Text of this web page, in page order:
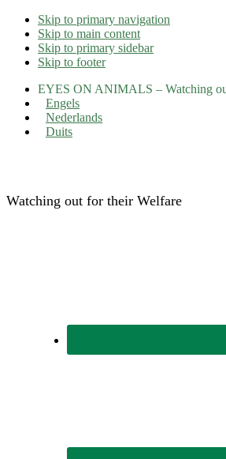
Skip to primary navigation
Skip to main content
Skip to primary sidebar
Skip to footer
EYES ON ANIMALS – Watching
Engels
Nederlands
Duits
Watching out for their Welfare